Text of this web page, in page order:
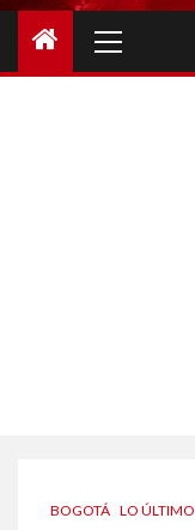
BOGOTÁ LO ÚLTIMO